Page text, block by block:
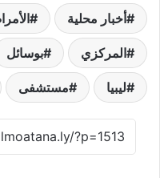
أخبار محلية
المركزي بوسائل
ليبيا مستشفى